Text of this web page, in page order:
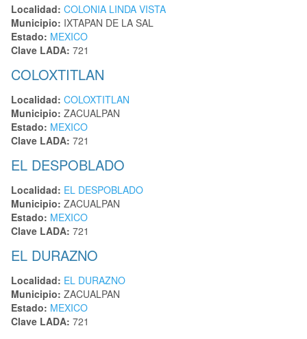
Localidad: COLONIA LINDA VISTA
Municipio: IXTAPAN DE LA SAL
Estado: MEXICO
Clave LADA: 721
COLOXTITLAN
Localidad: COLOXTITLAN
Municipio: ZACUALPAN
Estado: MEXICO
Clave LADA: 721
EL DESPOBLADO
Localidad: EL DESPOBLADO
Municipio: ZACUALPAN
Estado: MEXICO
Clave LADA: 721
EL DURAZNO
Localidad: EL DURAZNO
Municipio: ZACUALPAN
Estado: MEXICO
Clave LADA: 721